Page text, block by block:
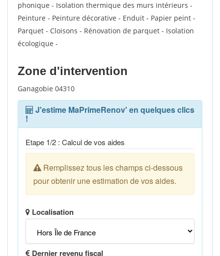
phonique - Isolation thermique des murs intérieurs -
Peinture - Peinture décorative - Enduit - Papier peint -
Parquet - Cloisons - Rénovation de parquet - Isolation
écologique -
Zone d'intervention
Ganagobie 04310